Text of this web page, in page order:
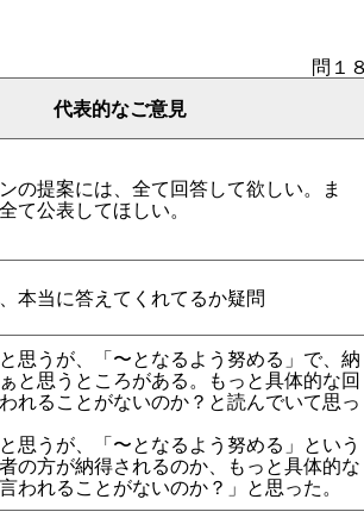
代表的なご意見
問１
の提案には、全て回答して欲しい。ま
て公表してほしい。
本当に答えてくれてるか疑問
思うが、「〜となるよう努める」で、納
と思うところがある。もっと具体的な回
れることがないのか？と読んでいて思っ
思うが、「〜となるよう努める」という
の方が納得されるのか、もっと具体的な
われることがないのか？」と思った。